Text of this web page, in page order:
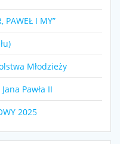
PAWEŁ I MY”
Młodzieży
Pawła II
2025